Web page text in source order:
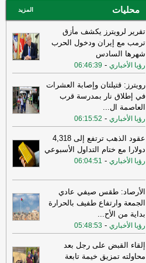
محليات المزيد
تقرير لرويترز يكشف مأزق
ترمب مع إيران ودخول الحرب
شهرها السادس
رؤيا الأخباري -
06:46:39
رويترز: قتيلتان وإصابة العشرات
في إطلاق نار بمدرسة قرب
العاصمة ال...
رؤيا الأخباري -
06:15:52
عقود الذهب ترتفع إلى 4,318
دولارا مع ختام التداول الأسبوعي
رؤيا الأخباري -
06:04:51
الأرصاد: طقس صيفي عادي
الجمعة وارتفاع طفيف بالحرارة
بداية من الأح...
رؤيا الأخباري -
05:48:53
إلقاء القبض على رجل بعد
محاولته تمزيق خيمة تابعة